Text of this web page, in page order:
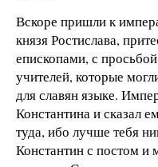
Вскоре пришли к
князя Ростислава,
епископами, с
учителей, которые
для славян языке.
Константина и сказал
туда, ибо лучше тебя
Константин с постом и